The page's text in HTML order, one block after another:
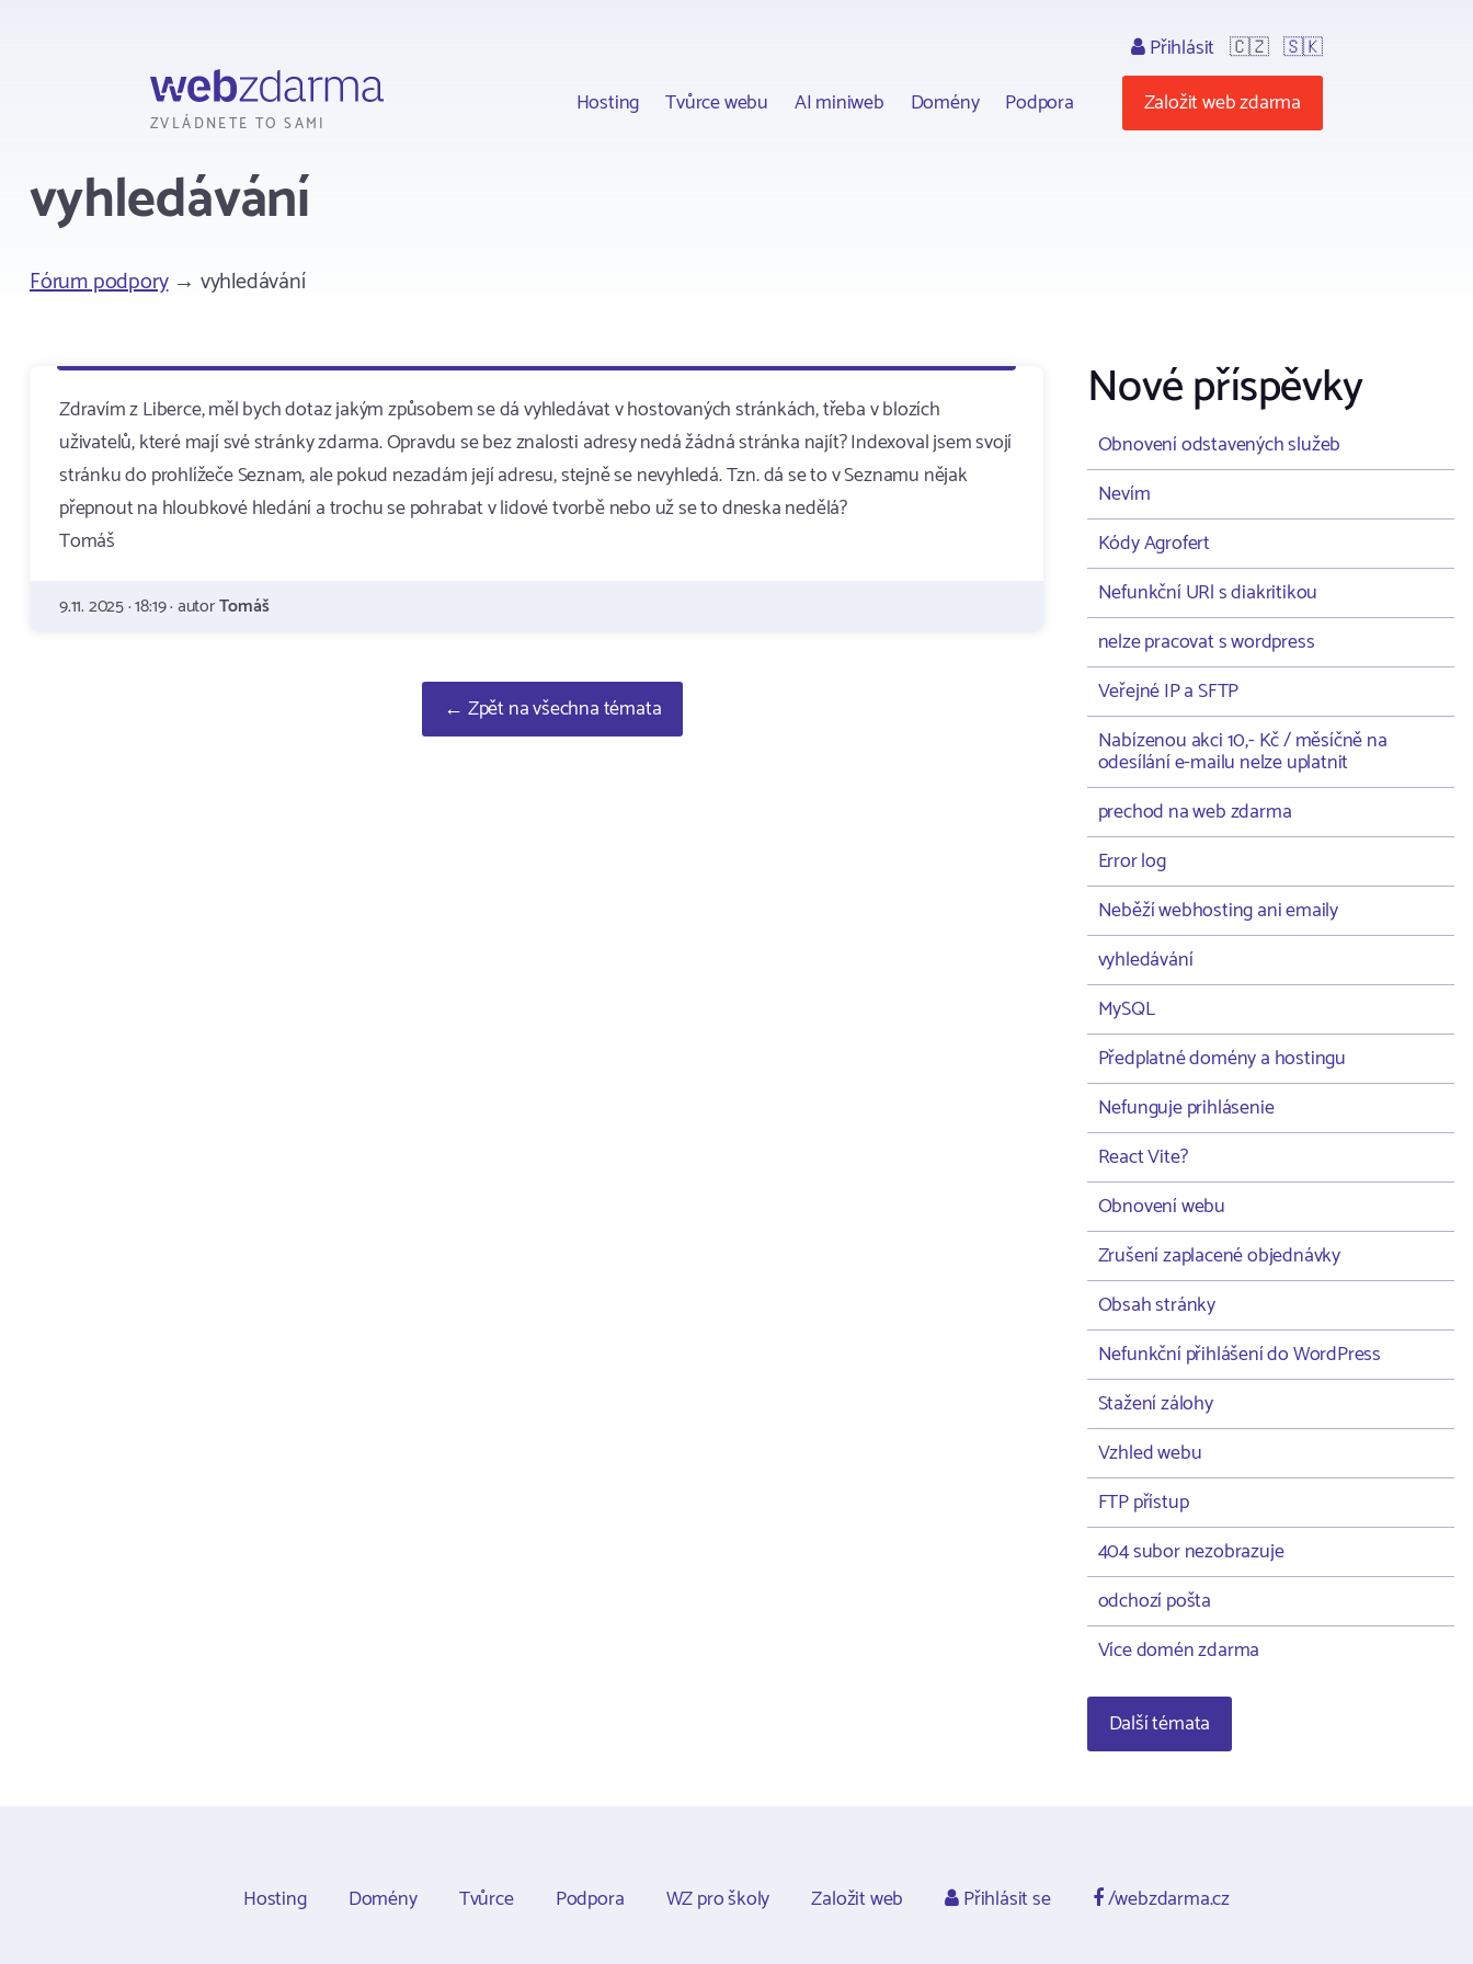
ZVLÁDNETE TO SAMI
Hosting Tvůrce webu AI miniweb Domény Podpora
Přihlásit 🇨🇿 🇸🇰
Založit web zdarma
vyhledávání
Fórum podpory→ vyhledávání
Zdravím z Liberce, měl bych dotaz jakým způsobem se dá vyhledávat v hostovaných stránkách, třeba v blozích
uživatelů, které mají své stránky zdarma. Opravdu se bez znalosti adresy nedá žádná stránka najít? Indexoval jsem svojí
stránku do prohlížeče Seznam, ale pokud nezadám její adresu, stejně se nevyhledá. Tzn. dá se to v Seznamu nějak
přepnout na hloubkové hledání a trochu se pohrabat v lidové tvorbě nebo už se to dneska nedělá?
Tomáš
9.11. 2025 · 18:19 · autorTomáš
← Zpět na všechna témata
Nové příspěvky
Obnovení odstavených služeb
Nevím
Kódy Agrofert
Nefunkční URl s diakritikou
nelze pracovat s wordpress
Veřejné IP a SFTP
Nabízenou akci 10,- Kč / měsíčně na
odesílání e-mailu nelze uplatnit
prechod na web zdarma
Error log
Neběží webhosting ani emaily
vyhledávání
MySQL
Předplatné domény a hostingu
Nefunguje prihlásenie
React Vite?
Obnovení webu
Zrušení zaplacené objednávky
Obsah stránky
Nefunkční přihlášení do WordPress
Stažení zálohy
Vzhled webu
FTP přístup
404 subor nezobrazuje
odchozí pošta
Více domén zdarma
Další témata
Hosting Domény Tvůrce Podpora WZ pro školy Založit web Přihlásit se /webzdarma.cz